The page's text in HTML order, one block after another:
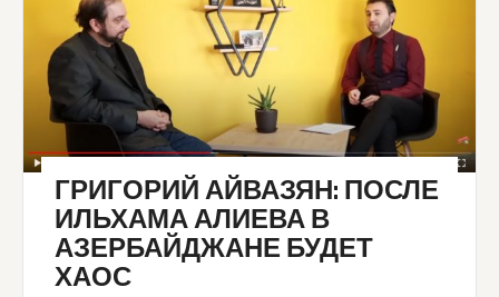
ГРИГОРИЙ АЙВАЗЯН: ПОСЛЕ
ИЛЬХАМА АЛИЕВА В
АЗЕРБАЙДЖАНЕ БУДЕТ
ХАОС